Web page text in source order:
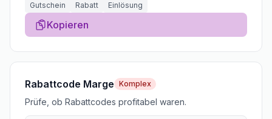
Gutschein Rabatt Einlösung
Kopieren
Rabattcode Marge Komplex
Prüfe, ob Rabattcodes profitabel waren.